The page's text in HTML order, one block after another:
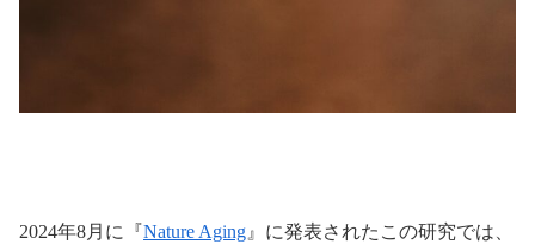
2024年8月に『Nature Aging 』に発表されたこの研究では、